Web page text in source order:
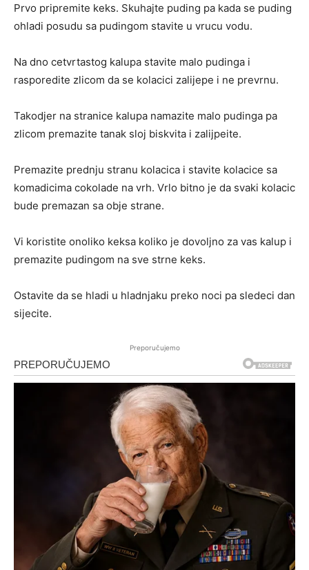
Prvo pripremite keks. Skuhajte puding pa kada se puding
ohladi posudu sa pudingom stavite u vrucu vodu.
Na dno cetvrtastog kalupa stavite malo pudinga i
rasporedite zlicom da se kolacici zalijepe i ne prevrnu.
Takodjer na stranice kalupa namazite malo pudinga pa
zlicom premazite tanak sloj biskvita i zalijpeite.
Premazite prednju stranu kolacica i stavite kolacice sa
komadicima cokolade na vrh. Vrlo bitno je da svaki kolacic
bude premazan sa obje strane.
Vi koristite onoliko keksa koliko je dovoljno za vas kalup i
premazite pudingom na sve strne keks.
Ostavite da se hladi u hladnjaku preko noci pa sledeci dan
sijecite.
Preporučujemo